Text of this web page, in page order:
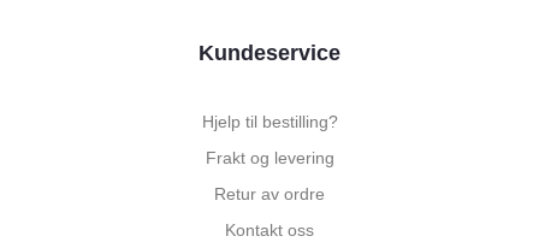
Kundeservice
Hjelp til bestilling?
Frakt og levering
Retur av ordre
Kontakt oss